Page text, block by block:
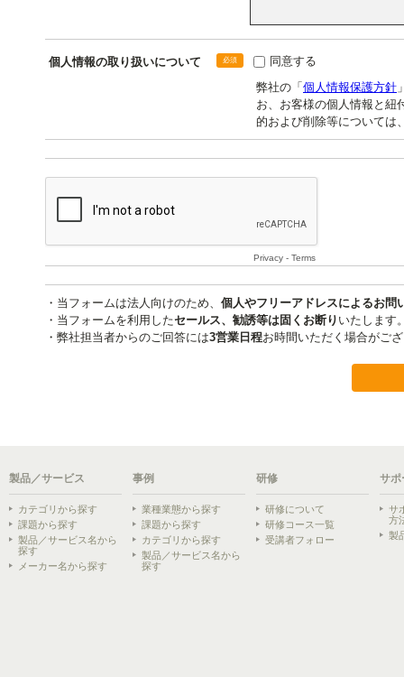
製品／サービス
カテゴリから探す
課題から探す
製品／サービス名から
探す
メーカー名から探す
事例
業種業態から探す
課題から探す
カテゴリから探す
製品／サービス名から
探す
研修
研修について
研修コース一覧
受講者フォロー
サポ
サ
方
製